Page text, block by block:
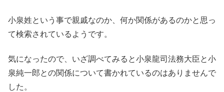
小泉姓という事で親戚なのか、何か関係があるのかと思っ
て検索されているようです。
気になったので、いざ調べてみると小泉龍司法務大臣と小
泉純一郎との関係について書かれているのはありませんで
した。